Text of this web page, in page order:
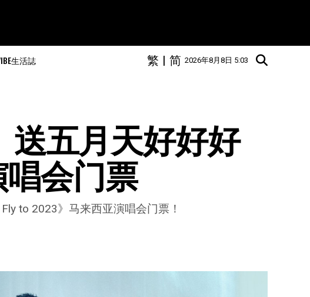
生活誌 2026年8月8日 5:03
简
|
繁
送五月天好好好
会门票
to 2023》马来西亚演唱会门票！